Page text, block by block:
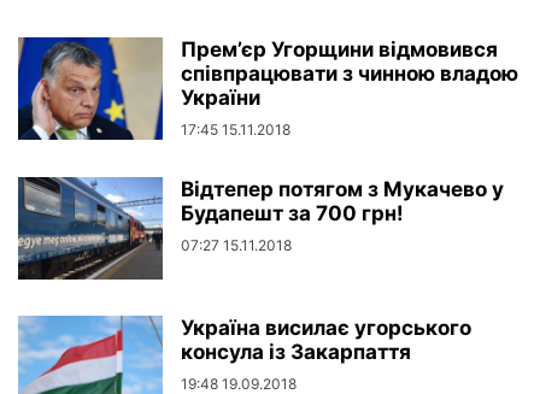
Прем’єр Угорщини відмовився
співпрацювати з чинною владою
України
17:45 15.11.2018
Відтепер потягом з Мукачево у
Будапешт за 700 грн!
07:27 15.11.2018
Україна висилає угорського
консула із Закарпаття
19:48 19.09.2018